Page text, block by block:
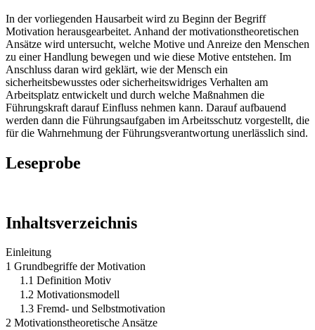
In der vorliegenden Hausarbeit wird zu Beginn der Begriff
Motivation herausgearbeitet. Anhand der motivationstheoretischen
Ansätze wird untersucht, welche Motive und Anreize den Menschen
zu einer Handlung bewegen und wie diese Motive entstehen. Im
Anschluss daran wird geklärt, wie der Mensch ein
sicherheitsbewusstes oder sicherheitswidriges Verhalten am
Arbeitsplatz entwickelt und durch welche Maßnahmen die
Führungskraft darauf Einfluss nehmen kann. Darauf aufbauend
werden dann die Führungsaufgaben im Arbeitsschutz vorgestellt, die
für die Wahrnehmung der Führungsverantwortung unerlässlich sind.
Leseprobe
Inhaltsverzeichnis
Einleitung
1 Grundbegriffe der Motivation
1.1 Definition Motiv
1.2 Motivationsmodell
1.3 Fremd- und Selbstmotivation
2 Motivationstheoretische Ansätze